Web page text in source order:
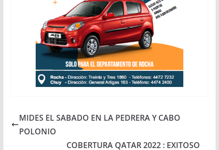
MIDES EL SABADO EN LA PEDRERA Y CABO
POLONIO
COBERTURA QATAR 2022 : EXITOSO